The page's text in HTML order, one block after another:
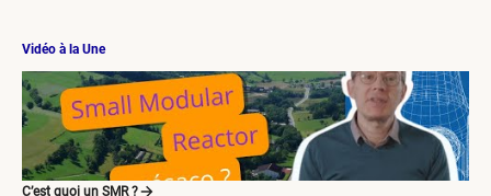
Vidéo à la Une
C’est quoi un SMR ?